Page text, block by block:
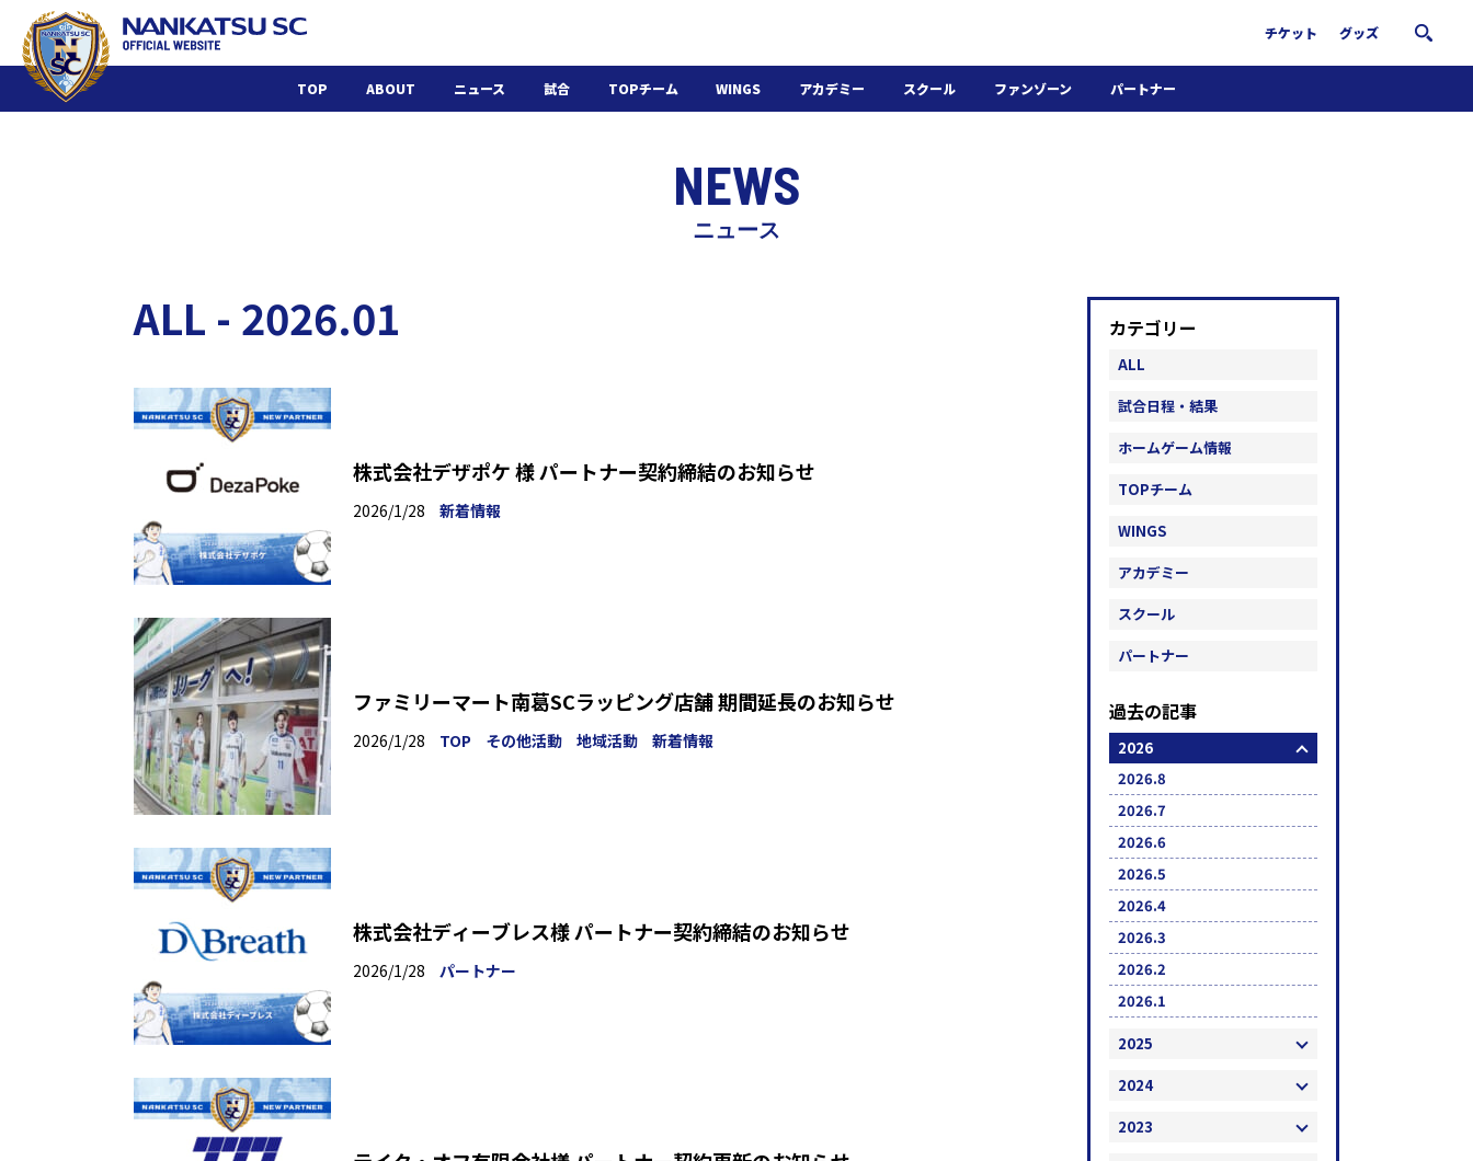
チケット グッズ
TOP ABOUT ニュース 試合 TOPチーム WINGS アカデミー スクール ファンゾーン パートナー
NEWS
ニュース
ALL - 2026.01
株式会社デザポケ 様 パートナー契約締結のお知らせ
2026/1/28 新着情報
ファミリーマート南葛SCラッピング店舗 期間延長のお知らせ
2026/1/28 TOP その他活動 地域活動 新着情報
株式会社ディーブレス様 パートナー契約締結のお知らせ
2026/1/28 パートナー
カテゴリー
ALL
試合日程・結果
ホームゲーム情報
TOPチーム
WINGS
アカデミー
スクール
パートナー
過去の記事
2026
2026.8
2026.7
2026.6
2026.5
2026.4
2026.3
2026.2
2026.1
2025
2024
2023